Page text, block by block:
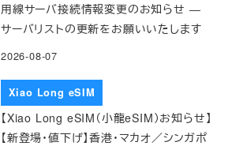
用線サーバ接続情報変更のお知らせ ―
サーバリストの更新をお願いいたします
2026-08-07
Xiao Long eSIM
【Xiao Long eSIM（小龍eSIM）お知らせ】
【新登場・値下げ】香港・マカオ／シンガポ